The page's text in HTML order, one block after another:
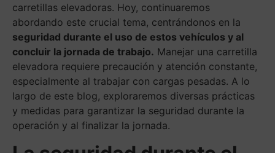
carretillas elevadoras. Hoy, continuaremos
abordando este crucial tema, centrándonos en la
seguridad durante el uso de estos vehículos y al
concluir la jornada de trabajo. Manejar una carretilla
elevadora requiere precaución y atención constante,
especialmente al trabajar con cargas pesadas. A lo
largo de este blog, exploraremos diversas prácticas
y medidas para garantizar la seguridad durante la
operación y al finalizar la jornada.